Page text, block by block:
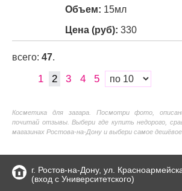
15мл
330
всего: 47.
1 2 3 4 5
Косметика для загара. Посмотри фото,
почитай отзывы. Выбери где купить недорого,
магазинах Ростова-на-Дону и выбери самое дешёвое
г. Ростов-на-Дону, ул.
(вход с Университетского)